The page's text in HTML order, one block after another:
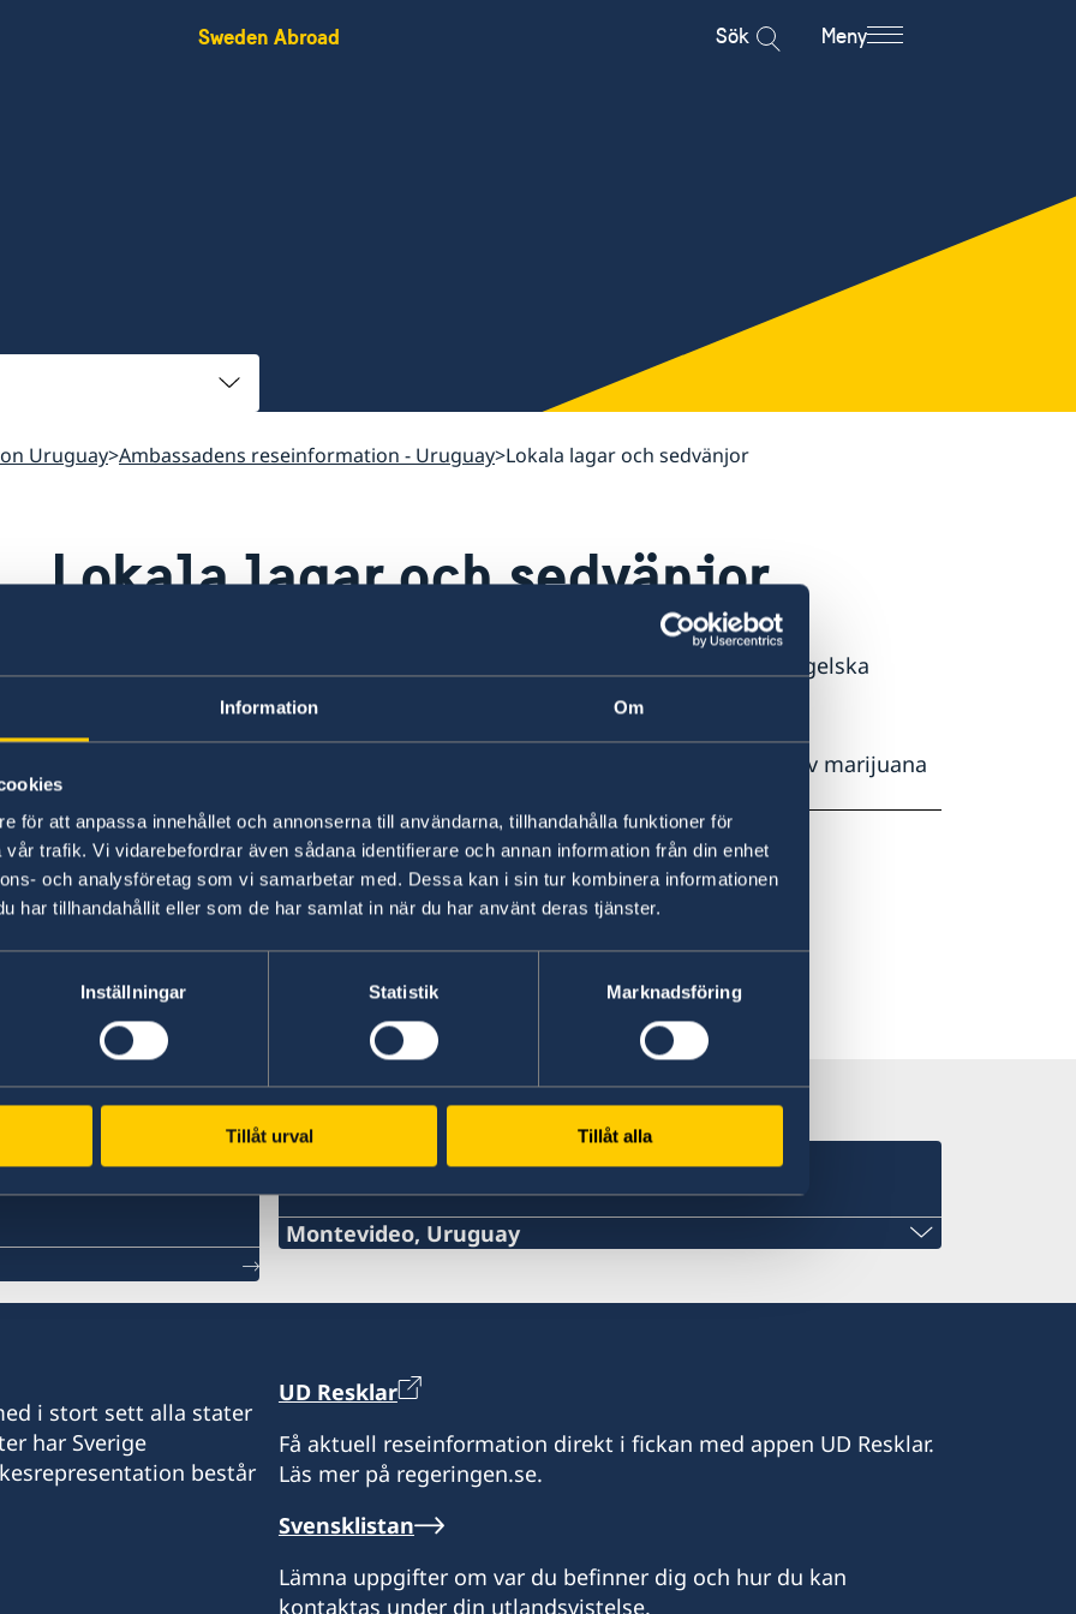
Information Om
för att anpassa innehållet och annonserna till användarna, tillhandahålla funktioner för
trafik. Vi vidarebefordrar även sådana identifierare och annan information från din enhet
och analysföretag som vi samarbetar med. Dessa kan i sin tur kombinera informationen
har tillhandahållit eller som de har samlat in när du har använt deras tjänster.
Inställningar Statistik Marknadsföring
Tillåt urval Tillåt alla
Sweden Abroad Sök Meny
Uruguay Ambassadens reseinformation - Uruguay Lokala lagar och sedvänjor
Lokala lagar och sedvänjor
Spanska är Uruguays huvudspråk. Det kan vara svårt att ta sig fram på engelska
utanför turiststråken.
Cannabis är lagligt i Uruguay för uruguayanska medborgare. Försäljning av marijuana
till utländska turister är inte tillåten.
Senast uppdaterad 24 juli 2026, 13.09
Svenska konsulat
Montevideo, Uruguay
Rambla 25 de Agosto 318, Apto. 802, esq. Colón y Solís
Uruguay
Vänligen boka tid via mail innan besök.
i stort sett alla stater
har Sverige
består
UD Resklar
Få aktuell reseinformation direkt i fickan med appen UD Resklar.
Läs mer på regeringen.se.
Svensklistan
Lämna uppgifter om var du befinner dig och hur du kan
kontaktas under din utlandsvistelse.